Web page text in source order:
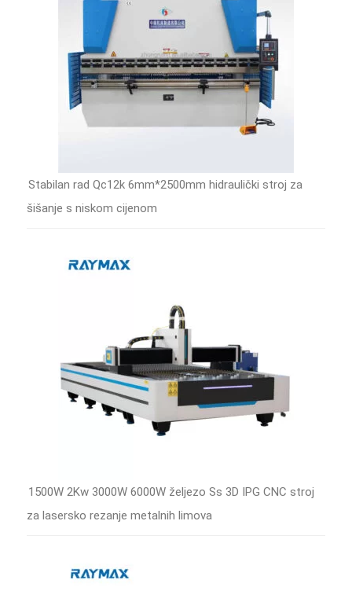
Stabilan rad Qc12k 6mm*2500mm hidraulički stroj za
šišanje s niskom cijenom
1500W 2Kw 3000W 6000W željezo Ss 3D IPG CNC stroj
za lasersko rezanje metalnih limova